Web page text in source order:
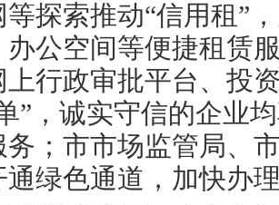
探索推动“信用租”
办公空间等便捷租赁
上行政审批平台、投
”，诚实守信的企业
务；市市场监管局、
通绿色通道，加快办